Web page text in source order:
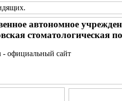
.
автономное
стоматологическая
- официальный сайт